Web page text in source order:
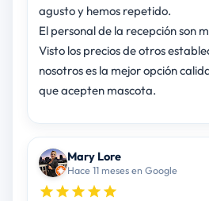
agusto y hemos repetido.
El personal de la recepción son
Visto los precios de otros
nosotros es la mejor opción
que acepten mascota.
Mary Lore
Hace 11 meses en Google